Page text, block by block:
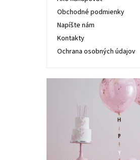
Obchodné podmienky
Napíšte nám
Kontakty
Ochrana osobných údajov